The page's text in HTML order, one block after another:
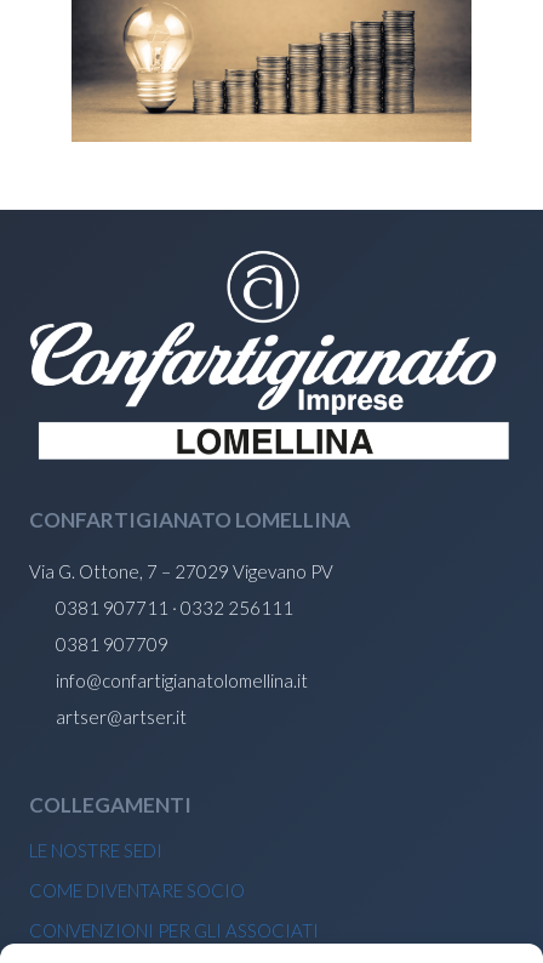
CONFARTIGIANATO LOMELLINA
Via G. Ottone, 7 – 27029 Vigevano PV
0381 907711 · 0332 256111
0381 907709
info@confartigianatolomellina.it
artser@artser.it
COLLEGAMENTI
LE NOSTRE SEDI
COME DIVENTARE SOCIO
CONVENZIONI PER GLI ASSOCIATI